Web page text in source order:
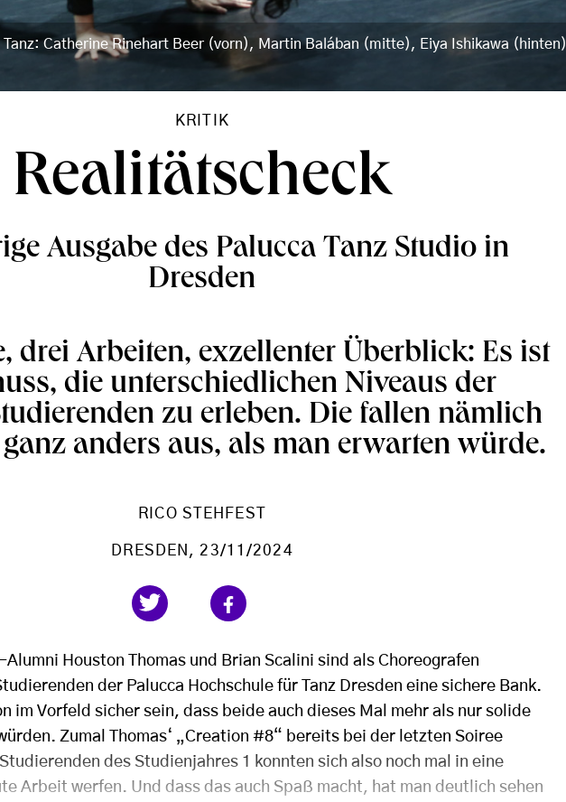
Catherine Rinehart Beer (vorn), Martin Balában (mitte), Eiya Ishikawa (hinten)
KRITIK
Realitätscheck
Ausgabe des Palucca Tanz Studio in
Dresden
drei Arbeiten, exzellenter Überblick: Es ist
die unterschiedlichen Niveaus der
zu erleben. Die fallen nämlich
anders aus, als man erwarten würde.
RICO STEHFEST
DRESDEN , 23/11/2024
Houston Thomas und Brian Scalini sind als Choreografen
der Palucca Hochschule für Tanz Dresden eine sichere Bank.
im Vorfeld sicher sein, dass beide auch dieses Mal mehr als nur solide
Zumal Thomas‘ „Creation #8“ bereits bei der letzten Soiree
des Studienjahres 1 konnten sich also noch mal in eine
Arbeit werfen. Und dass das auch Spaß macht, hat man deutlich sehen